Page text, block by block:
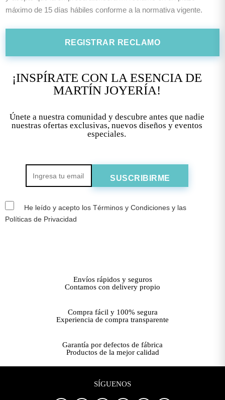
máximo de 15 días hábiles conforme a la normativa vigente.
¡INSPÍRATE CON LA ESENCIA DE
MARTÍN JOYERÍA!
Únete a nuestra comunidad y descubre antes que nadie
nuestras ofertas exclusivas, nuevos diseños y eventos
especiales.
He leído y acepto los Términos y Condiciones y las
Políticas de Privacidad
Envíos rápidos y seguros
Contamos con delivery propio
Compra fácil y 100% segura
Experiencia de compra transparente
Garantía por defectos de fábrica
Productos de la mejor calidad
SÍGUENOS